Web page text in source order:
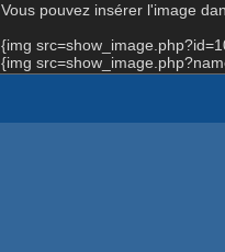
Vous pouvez insérer l'image
{img
{img